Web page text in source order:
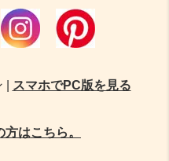
| スマホでPC版を見る
はこちら。